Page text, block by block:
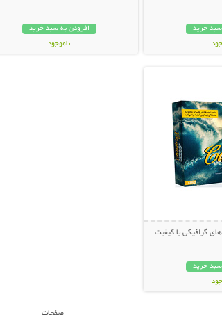
سبد خرید
افزودن به سبد خرید
ناموجود
گرافیکی با کیفیت
سبد خرید